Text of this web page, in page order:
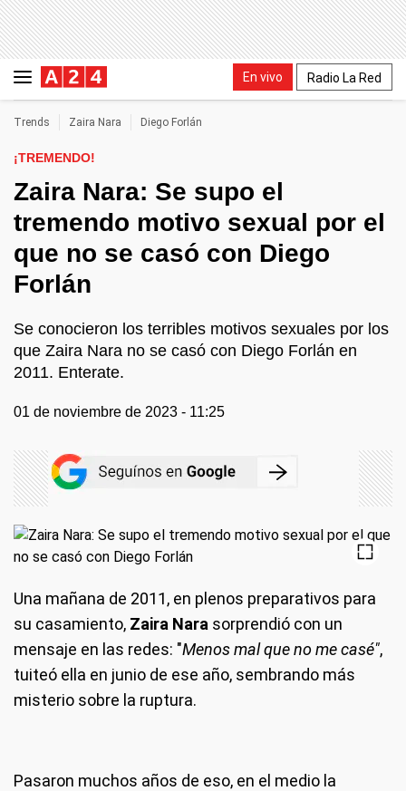
En vivo Radio La Red
Trends Zaira Nara Diego Forlán
¡TREMENDO!
Zaira Nara: Se supo el
tremendo motivo sexual por el
que no se casó con Diego
Forlán
Se conocieron los terribles motivos sexuales por los
que Zaira Nara no se casó con Diego Forlán en
2011. Enterate.
01 de noviembre de 2023 - 11:25
Una mañana de 2011, en plenos preparativos para
su casamiento, Zaira Nara sorprendió con un
mensaje en las redes: "Menos mal que no me casé",
tuiteó ella en junio de ese año, sembrando más
misterio sobre la ruptura.
Pasaron muchos años de eso, en el medio la